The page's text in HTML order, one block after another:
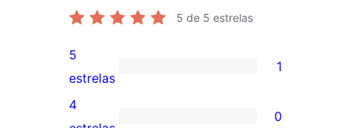
5 de 5 estrelas
1
valoración
de
5
estrelas
1
4
0